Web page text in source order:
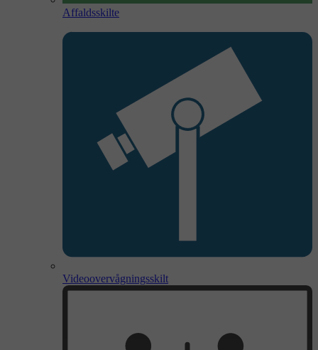
Affaldsskilte
Videoovervågningsskilt